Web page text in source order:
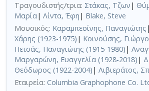
Τραγουδιστής/τρια: Στάκας, Τζων |
Μαρία| Λίντα, Έφη | Blake, Steve
Μουσικός: Καραμπεσίνης, Παναγιώτης |
Χάρης (1923-1975) | Κοινούσης,
Πετσάς, Παναγιώτης (1915-1980) |
Μαργαρώνη, Ευαγγελία (1928-2018) |
Θεόδωρος (1922-2004) | Λιβιεράτος,
Εταιρεία: Columbia Graphophone Co.